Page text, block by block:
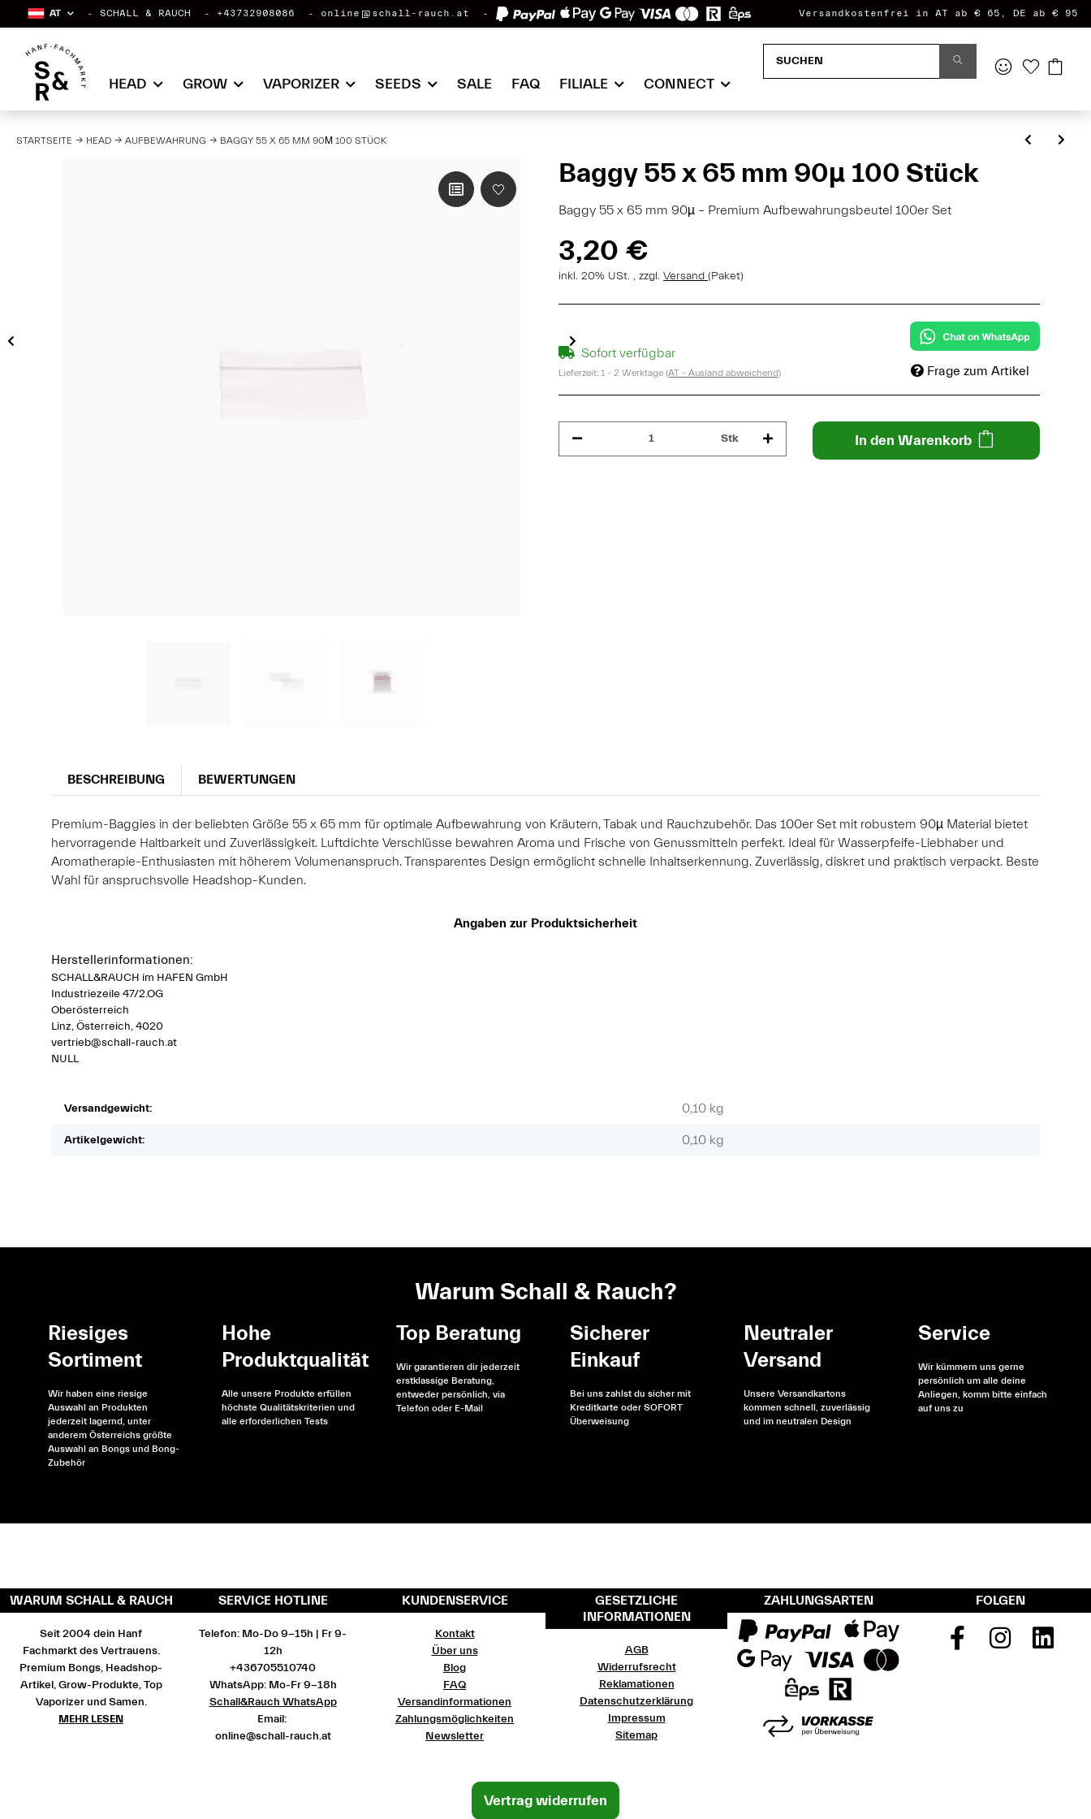
AT SCHALL & RAUCH +43732908086 online@schall-rauch.at Versandkostenfrei in AT ab € 65, DE ab € 95
HEAD GROW VAPORIZER SEEDS SALE FAQ FILIALE CONNECT
STARTSEITE HEAD AUFBEWAHRUNG BAGGY 55 X 65 MM 90Μ 100 STÜCK
Baggy 55 x 65 mm 90µ 100 Stück
Baggy 55 x 65 mm 90µ – Premium Aufbewahrungsbeutel 100er Set
3,20 €
inkl. 20% USt. , zzgl. Versand (Paket)
Sofort verfügbar
Lieferzeit: 1 - 2 Werktage (AT - Ausland abweichend) Frage zum Artikel
Stk In den Warenkorb
BESCHREIBUNG BEWERTUNGEN
Premium-Baggies in der beliebten Größe 55 x 65 mm für optimale Aufbewahrung von Kräutern, Tabak und Rauchzubehör. Das 100er Set mit robustem 90µ Material bietet
hervorragende Haltbarkeit und Zuverlässigkeit. Luftdichte Verschlüsse bewahren Aroma und Frische von Genussmitteln perfekt. Ideal für Wasserpfeife-Liebhaber und
Aromatherapie-Enthusiasten mit höherem Volumenanspruch. Transparentes Design ermöglicht schnelle Inhaltserkennung. Zuverlässig, diskret und praktisch verpackt. Beste
Wahl für anspruchsvolle Headshop-Kunden.
Angaben zur Produktsicherheit
Herstellerinformationen:
SCHALL&RAUCH im HAFEN GmbH
Industriezeile 47/2.OG
Oberösterreich
Linz, Österreich, 4020
vertrieb@schall-rauch.at
NULL
Versandgewicht: 0,10 kg
Artikelgewicht: 0,10 kg
Warum Schall & Rauch?
Riesiges
Sortiment
Wir haben eine riesige
Auswahl an Produkten
jederzeit lagernd, unter
anderem Österreichs größte
Auswahl an Bongs und Bong-
Zubehör
Hohe
Produktqualität
Alle unsere Produkte erfüllen
höchste Qualitätskriterien und
alle erforderlichen Tests
Top Beratung
Wir garantieren dir jederzeit
erstklassige Beratung,
entweder persönlich, via
Telefon oder E-Mail
Sicherer
Einkauf
Bei uns zahlst du sicher mit
Kreditkarte oder SOFORT
Überweisung
Neutraler
Versand
Unsere Versandkartons
kommen schnell, zuverlässig
und im neutralen Design
Service
Wir kümmern uns gerne
persönlich um alle deine
Anliegen, komm bitte einfach
auf uns zu
WARUM SCHALL & RAUCH
Seit 2004 dein Hanf
Fachmarkt des Vertrauens.
Premium Bongs, Headshop-
Artikel, Grow-Produkte, Top
Vaporizer und Samen.
MEHR LESEN
SERVICE HOTLINE
Telefon: Mo-Do 9-15h | Fr 9-
12h
+436705510740
WhatsApp: Mo-Fr 9-18h
Schall&Rauch WhatsApp
Email:
online@schall-rauch.at
KUNDENSERVICE
Kontakt
Über uns
Blog
FAQ
Versandinformationen
Zahlungsmöglichkeiten
Newsletter
GESETZLICHE
INFORMATIONEN
AGB
Widerrufsrecht
Reklamationen
Datenschutzerklärung
Impressum
Sitemap
ZAHLUNGSARTEN FOLGEN
Vertrag widerrufen